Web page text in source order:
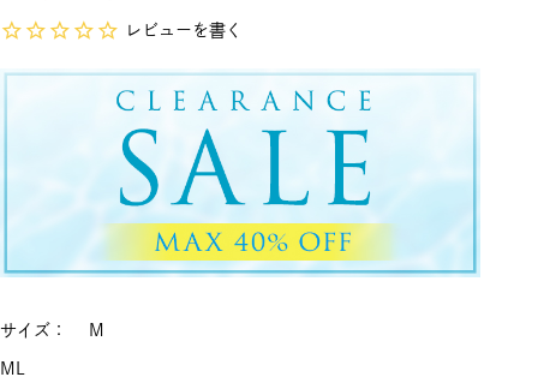
レビューを書く
サイズ M
M